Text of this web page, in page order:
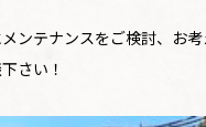
ンテナンスをご検討、お
さい！